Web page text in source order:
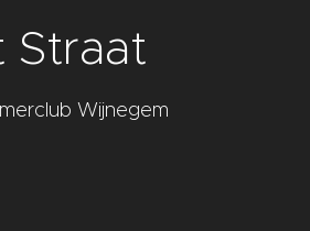
Straat
Wijnegem